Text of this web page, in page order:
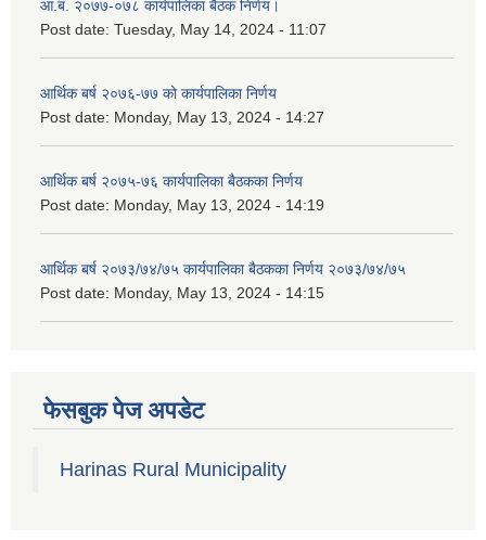
आ.ब. २०७७-०७८ कार्यपालिका बैठक निर्णय।
Post date: Tuesday, May 14, 2024 - 11:07
आर्थिक बर्ष २०७६-७७ को कार्यपालिका निर्णय
Post date: Monday, May 13, 2024 - 14:27
आर्थिक बर्ष २०७५-७६ कार्यपालिका बैठकका निर्णय
Post date: Monday, May 13, 2024 - 14:19
आर्थिक बर्ष २०७३/७४/७५ कार्यपालिका बैठकका निर्णय २०७३/७४/७५
Post date: Monday, May 13, 2024 - 14:15
फेसबुक पेज अपडेट
Harinas Rural Municipality